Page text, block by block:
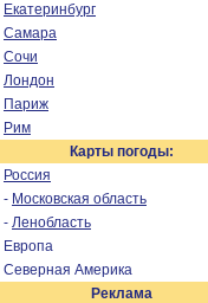
Екатеринбург
Самара
Сочи
Лондон
Париж
Рим
Карты погоды:
Россия
- Московская область
- Ленобласть
Европа
Северная Америка
Реклама